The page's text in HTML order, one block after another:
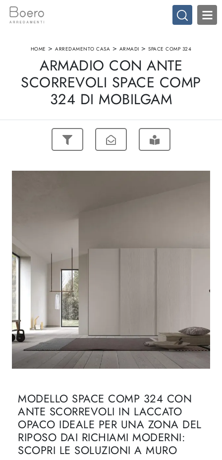
HOME >ARREDAMENTO CASA > ARMADI >SPACE COMP 324
ARMADIO CON ANTE
SCORREVOLI SPACE COMP
324 DI MOBILGAM
MODELLO SPACE COMP 324 CON
ANTE SCORREVOLI IN LACCATO
OPACO IDEALE PER UNA ZONA DEL
RIPOSO DAI RICHIAMI MODERNI:
SCOPRI LE SOLUZIONI A MURO